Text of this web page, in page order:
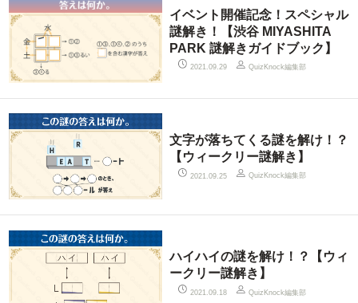
イベント開催記念！スペシャル
謎解き！【渋谷 MIYASHITA
PARK 謎解きガイドブック】
2021.09.29 QuizKnock編集部
文字が落ちてくる謎を解け！？
【ウィークリー謎解き】
2021.09.25 QuizKnock編集部
ハイハイの謎を解け！？【ウィ
ークリー謎解き】
2021.09.18 QuizKnock編集部